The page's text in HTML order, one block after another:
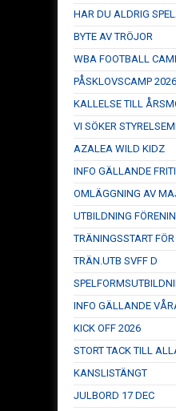
HAR DU ALDRIG
BYTE AV TRÖJOR
WBA FOOTBALL
PÅSKLOVSCAMP 2026
KALLELSE TILL
VI SÖKER
AZALEA WILD KIDZ
INFO GÄLLANDE
OMLÄGGNING AV
UTBILDNING
TRÄNINGSSTART
TRÄN.UTB SVFF D
INFO GÄLLANDE
KICK OFF 2026
STORT TACK TILL
KANSLISTÄNGT
JULBORD 17 DEC